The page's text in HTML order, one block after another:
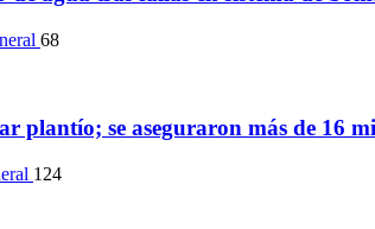
68
plantío; se aseguraron más de 16
124